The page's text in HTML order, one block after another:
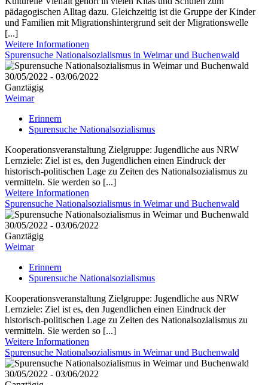
pädagogischen Alltag dazu. Gleichzeitig ist die Gruppe der Kinder
und Familien mit Migrationshintergrund seit der Migrationswelle
[...]
Weitere Informationen
Spurensuche Nationalsozialismus in Weimar und Buchenwald
30/05/2022 - 03/06/2022
Ganztägig
Weimar
Erinnern
Spurensuche Nationalsozialismus
Kooperationsveranstaltung Zielgruppe: Jugendliche aus NRW
Lernziele: Ziel ist es, den Jugendlichen einen Eindruck der
historisch-politischen Lage zu Zeiten des Nationalsozialismus zu
vermitteln. Sie werden so [...]
Weitere Informationen
Spurensuche Nationalsozialismus in Weimar und Buchenwald
30/05/2022 - 03/06/2022
Ganztägig
Weimar
Erinnern
Spurensuche Nationalsozialismus
Kooperationsveranstaltung Zielgruppe: Jugendliche aus NRW
Lernziele: Ziel ist es, den Jugendlichen einen Eindruck der
historisch-politischen Lage zu Zeiten des Nationalsozialismus zu
vermitteln. Sie werden so [...]
Weitere Informationen
Spurensuche Nationalsozialismus in Weimar und Buchenwald
30/05/2022 - 03/06/2022